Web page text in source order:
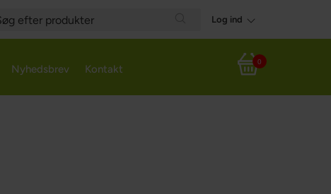
Search
Log ind
Din indkøbskurv
0
Nyhedsbrev Kontakt